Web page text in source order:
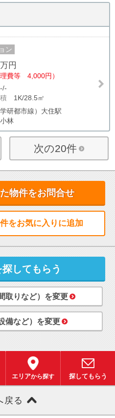
ン
万円
理費等 4,000円）
1K/28.5㎡
研都市線）大住駅
林
次の20件
物件をお問合せ
をお気に入りに追加
してもらう
取りなど）を変更
備など）を変更
エリアから探す 探してもらう
戻る